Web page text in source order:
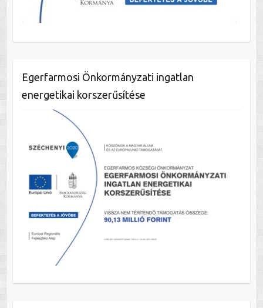
Egerfarmosi Önkormányzati ingatlan
energetikai korszerűsítése